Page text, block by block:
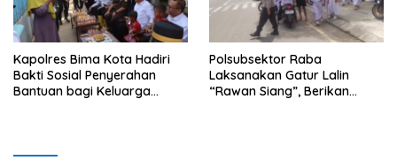
Kapolres Bima Kota Hadiri
Bakti Sosial Penyerahan
Bantuan bagi Keluarga
Polsubsektor Raba
Laksanakan Gatur Lalin
“Rawan Siang”, Berikan